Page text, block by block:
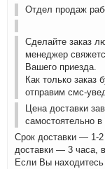
Отдел продаж
Сделайте заказ
менеджер
Вашего приезда.
Как только заказ
отправим смс-
Цена доставки
самостоятельно
Срок доставки — 1-
доставки — 3 часа,
Если Вы